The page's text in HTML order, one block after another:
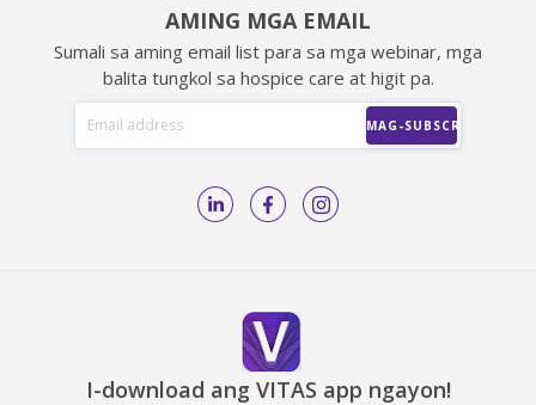
AMING MGA EMAIL
Sumali sa aming email list para sa mga webinar, mga
balita tungkol sa hospice care at higit pa.
I-download ang VITAS app ngayon!